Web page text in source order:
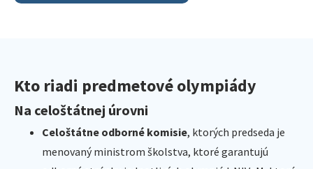
Kto riadi predmetové olympiády
Na celoštátnej úrovni
Celoštátne odborné komisie, ktorých predseda je
menovaný ministrom školstva, ktoré garantujú